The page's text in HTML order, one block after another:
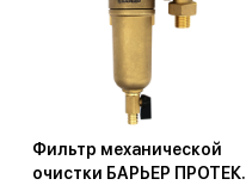
Фильтр механической
очистки БАРЬЕР